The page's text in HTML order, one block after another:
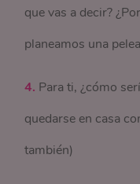
que vas a decir?
planeamos una
4. Para ti, ¿cómo
quedarse en casa
también)